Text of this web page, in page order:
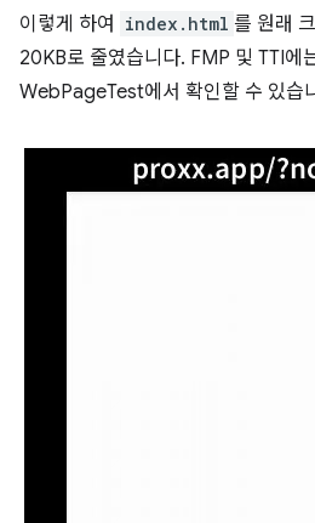
이렇게 하여 index.html 를 원래
20KB로 줄였습니다. FMP 및 TTI에
WebPageTest에서 확인할 수 있습